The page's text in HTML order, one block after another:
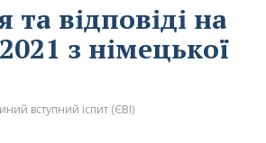
та відповіді на
з німецької
вступний іспит (ЄВІ)